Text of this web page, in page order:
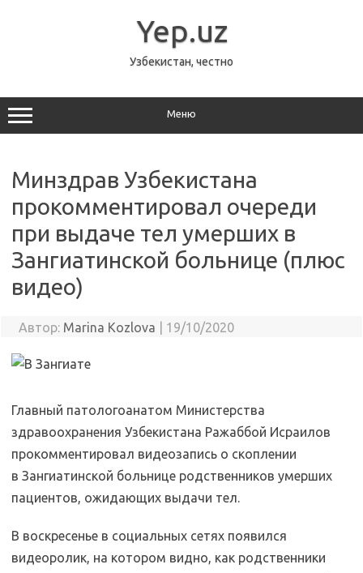
Yep.uz
Узбекистан, честно
Меню
Минздрав Узбекистана
прокомментировал очереди
при выдаче тел умерших в
Зангиатинской больнице (плюс
видео)
Автор: Marina Kozlova 19/10/2020
Главный патологоанатом Министерства
здравоохранения Узбекистана Ражаббой Исраилов
прокомментировал видеозапись о скоплении
в Зангиатинской больнице родственников умерших
пациентов, ожидающих выдачи тел.
В воскресенье в социальных сетях появился
видеоролик, на котором видно, как родственники